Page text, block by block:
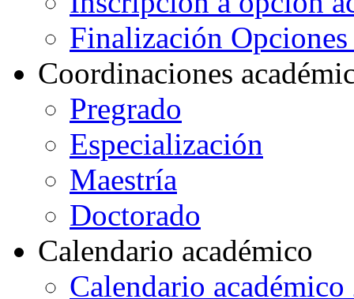
Finalización Opciones
Coordinaciones
Pregrado
Especialización
Maestría
Doctorado
Calendario académico
Calendario académico